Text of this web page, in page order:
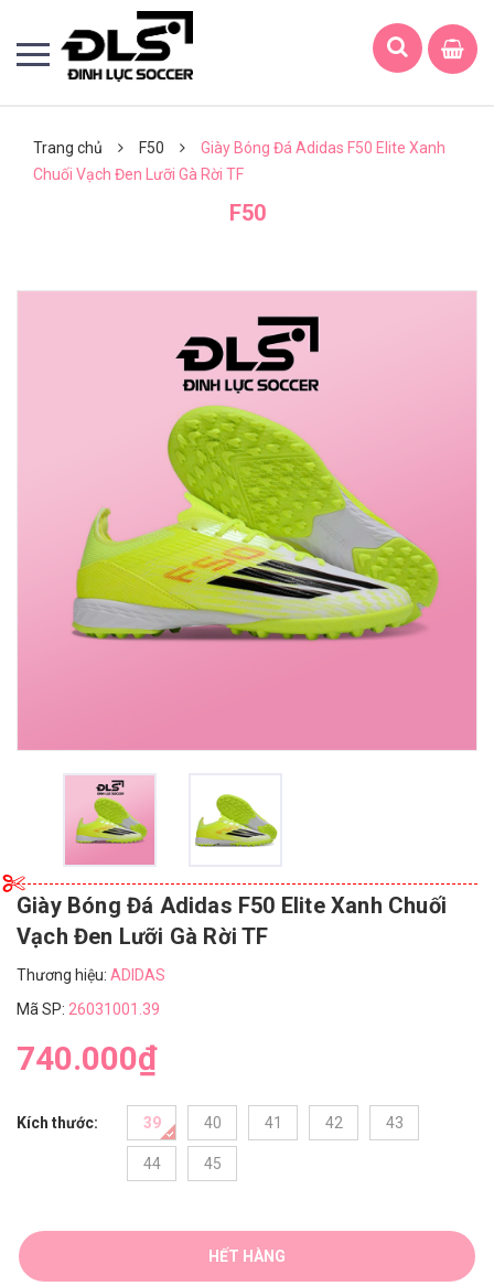
Trang chủ F50
Giày Bóng Đá Adidas F50 Elite Xanh
Chuối Vạch Đen Lưỡi Gà Rời TF
F50
Giày Bóng Đá Adidas F50 Elite Xanh Chuối
Vạch Đen Lưỡi Gà Rời TF
Thương hiệu: ADIDAS
Mã SP: 26031001.39
740.000₫
Kích thước: 39 40 41 42 43
44 45
HẾT HÀNG